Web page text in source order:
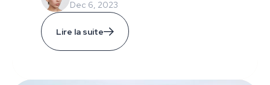
Dec 6, 2023
Lire la suite